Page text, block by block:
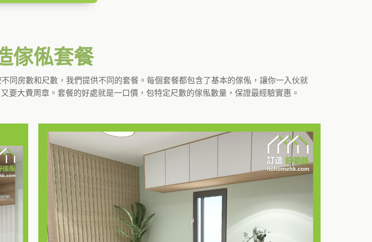
傢俬套餐
同房數和尺數，我們提供不同的套餐。每個套餐都包含了基本的傢俬，讓你一入伙就
要大費周章。套餐的好處就是一口價，包特定尺數的傢俬數量，保證最經驗實惠。